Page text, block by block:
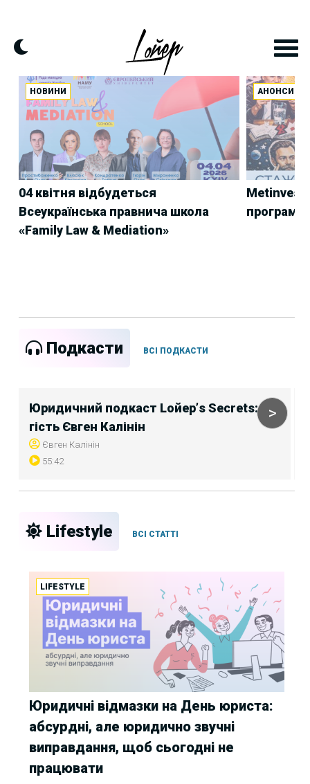
content
НОВИНИ
04 квітня відбудеться
Всеукраїнська правнича школа
«Family Law & Mediation»
АНОНСИ
Metinvest
програму
Подкасти ВСІ ПОДКАСТИ
Юридичний подкаст Lойер’s Secrets:
гість Євген Калінін
Євген Калінін
55:42
>
Lifestyle ВСІ СТАТТІ
LIFESTYLE
Юридичні відмазки на День юриста:
абсурдні, але юридично звучні
виправдання, щоб сьогодні не
працювати